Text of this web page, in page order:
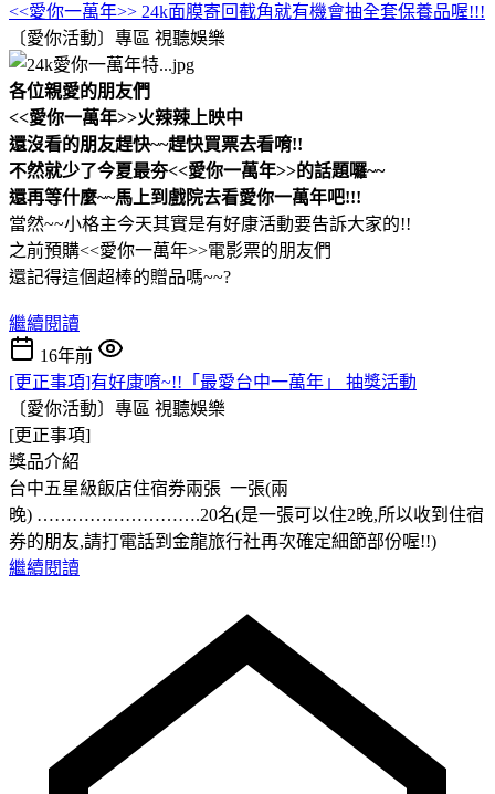
<<愛你一萬年>> 24k面膜寄回截角就有機會抽全套保養品喔!!!
〔愛你活動〕專區 視聽娛樂
各位親愛的朋友們
<<愛你一萬年>>火辣辣上映中
還沒看的朋友趕快~~趕快買票去看唷!!
不然就少了今夏最夯<<愛你一萬年>>的話題囉~~
還再等什麼~~馬上到戲院去看愛你一萬年吧!!!
當然~~小格主今天其實是有好康活動要告訴大家的!!
之前預購<<愛你一萬年>>電影票的朋友們
還記得這個超棒的贈品嗎~~?
繼續閱讀
16年前
[更正事項]有好康唷~!!「最愛台中一萬年」 抽獎活動
〔愛你活動〕專區 視聽娛樂
[更正事項]
獎品介紹
台中五星級飯店住宿券兩張 一張(兩
晚) ……………………….20名(是一張可以住2晚,所以收到住宿
券的朋友,請打電話到金龍旅行社再次確定細節部份喔!!)
繼續閱讀